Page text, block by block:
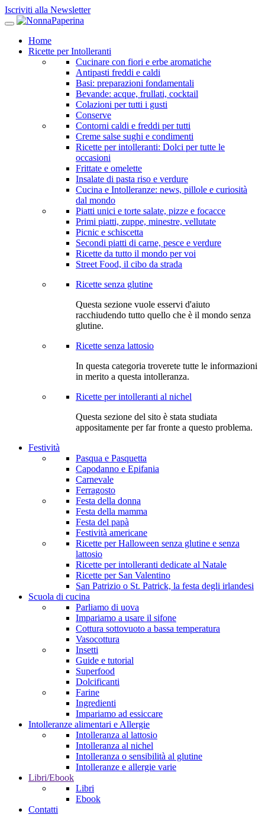
Iscriviti alla Newsletter
Home
Ricette per Intolleranti
Cucinare con fiori e erbe aromatiche
Antipasti freddi e caldi
Basi: preparazioni fondamentali
Bevande: acque, frullati, cocktail
Colazioni per tutti i gusti
Conserve
Contorni caldi e freddi per tutti
Creme salse sughi e condimenti
Ricette per intolleranti: Dolci per tutte le
occasioni
Frittate e omelette
Insalate di pasta riso e verdure
Cucina e Intolleranze: news, pillole e curiosità
dal mondo
Piatti unici e torte salate, pizze e focacce
Primi piatti, zuppe, minestre, vellutate
Picnic e schiscetta
Secondi piatti di carne, pesce e verdure
Ricette da tutto il mondo per voi
Street Food, il cibo da strada
Ricette senza glutine
Questa sezione vuole esservi d'aiuto
racchiudendo tutto quello che è il mondo senza
glutine.
Ricette senza lattosio
In questa categoria troverete tutte le informazioni
in merito a questa intolleranza.
Ricette per intolleranti al nichel
Questa sezione del sito è stata studiata
appositamente per far fronte a questo problema.
Festività
Pasqua e Pasquetta
Capodanno e Epifania
Carnevale
Ferragosto
Festa della donna
Festa della mamma
Festa del papà
Festività americane
Ricette per Halloween senza glutine e senza
lattosio
Ricette per intolleranti dedicate al Natale
Ricette per San Valentino
San Patrizio o St. Patrick, la festa degli irlandesi
Scuola di cucina
Parliamo di uova
Impariamo a usare il sifone
Cottura sottovuoto a bassa temperatura
Vasocottura
Insetti
Guide e tutorial
Superfood
Dolcificanti
Farine
Ingredienti
Impariamo ad essiccare
Intolleranze alimentari e Allergie
Intolleranza al lattosio
Intolleranza al nichel
Intolleranza o sensibilità al glutine
Intolleranze e allergie varie
Libri/Ebook
Libri
Ebook
Contatti